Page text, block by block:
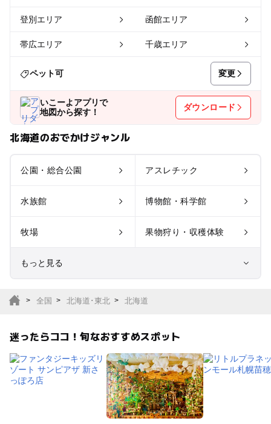
登別エリア 函館エリア
帯広エリア 千歳エリア
ペット可 変更
いこーよアプリで
地図から探す！
ダウンロード
北海道のおでかけジャンル
公園・総合公園 アスレチック
水族館 博物館・科学館
牧場 果物狩り・収穫体験
もっと見る
サファリパーク
植物園・フラワーパー
ク
バーベキュー
全国 北海道･東北 北海道
迷ったらココ！旬なおすすめスポット